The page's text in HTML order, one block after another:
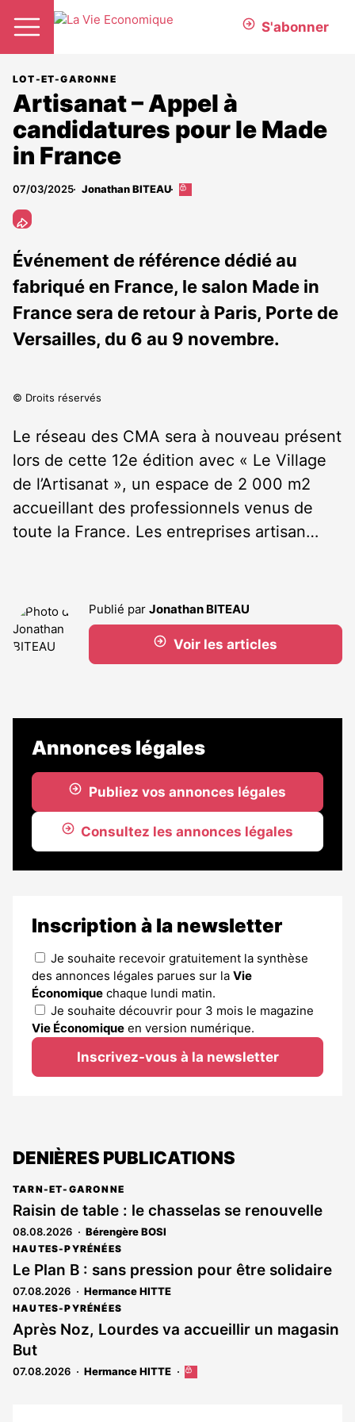
S'abonner
LOT-ET-GARONNE
Artisanat – Appel à
candidatures pour le Made
in France
07/03/2025 Jonathan BITEAU
Cet
abonnés
Événement de référence dédié au
fabriqué en France, le salon Made in
France sera de retour à Paris, Porte de
Versailles, du 6 au 9 novembre.
© Droits réservés
Le réseau des CMA sera à nouveau présent
lors de cette 12e édition avec « Le Village
de l’Artisanat », un espace de 2 000 m2
accueillant des professionnels venus de
toute la France. Les entreprises artisan…
Publié par Jonathan BITEAU
Voir les articles
Annonces légales
Publiez vos annonces légales
Consultez les annonces légales
Inscription à la newsletter
Je souhaite recevoir gratuitement la synthèse
des annonces légales parues sur la Vie
Économique chaque lundi matin.
Je souhaite découvrir pour 3 mois le magazine
Vie Économique en version numérique.
Inscrivez-vous à la newsletter
DENIÈRES PUBLICATIONS
TARN-ET-GARONNE
Raisin de table : le chasselas se renouvelle
08.08.2026 Bérengère BOSI
HAUTES-PYRÉNÉES
Le Plan B : sans pression pour être solidaire
07.08.2026 Hermance HITTE
HAUTES-PYRÉNÉES
Après Noz, Lourdes va accueillir un magasin
But
07.08.2026 Hermance HITTE
Cet